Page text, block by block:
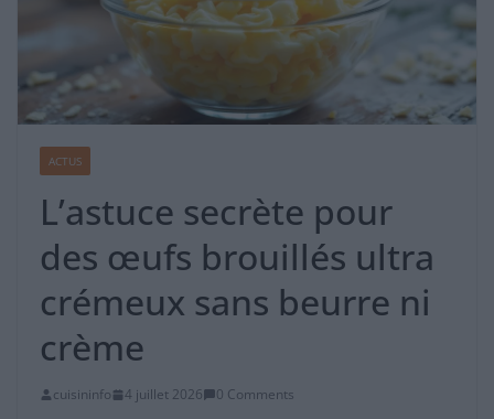
ACTUS
L’astuce secrète pour
des œufs brouillés ultra
crémeux sans beurre ni
crème
cuisininfo 4 juillet 2026 0 Comments